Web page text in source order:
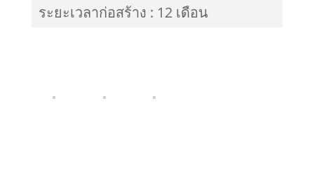
ระยะเวลาก่อสร้าง : 12 เดือน